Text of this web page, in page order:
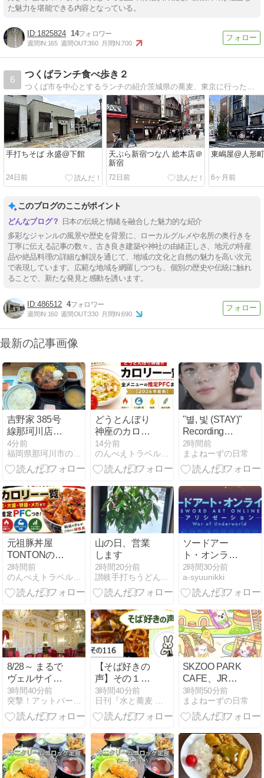
た魅力を堪能できる内容となっている。
1825824 14
週間IN:165 週間OUT:360 月間IN:700
6
つくばランチ食べ歩き２
つくば市を中心とするランチの紹介茨城県の蕎麦、東京に行ったら行きたい店など、全国の飲食店を一般客の視点で描く
手打ちそば 永盛@下館
24日前
天ぷら新宿つな八 総本店＠
新宿
72日前
東嶋屋@人形町
6ヶ月前
このブログのここがポイント
日本の伝統と情緒を融合した魅力的な紹介
多彩なジャンルの風景や歴史を背景に、ローカルグルメや名所の奥行きを
丁寧に伝える記事の数々。古き良き建築や神社の由緒正しさ、地元の特産
品や絶品料理の詳細な解説を通じて、地域の文化と自然の魅力を高い次元
で表現しています。広範な地域を網羅しつつも、個別の歴史や伝統に触れ
ることで、新たな発見と感動を誘います。
486512 4
週間IN:160 週間OUT:330 月間IN:690
最新の記事画像
吉野家 385号
線那珂川店極
旨牛鉄板ステ
ーキ定食
4分前
福岡県那珂川市の飲食店
どうとんぼり
神座のカロリ
ー一覧｜全メ
ニューの推定
PFCまとめ
新】
14分前
のんべえトラベル | お酒と旅行が大好きな人
"별, 빛 (STAY)"
Recording
Scene、
INTRO
2時間前
まよねーずの日常
元祖豚丼屋
TONTONのカ
ロリー一覧｜
並・大盛・特
盛・メガまで
PFC【2026年
最新】
2時間前
のんべえトラベル | お酒と旅行が大好きな人
山の日、営業
します
2時間20分前
讃岐手打ちうどん 四国屋の徒然日記
ソードアー
ト・オンライ
ンアリシゼー
ションWar of
Underworld
2時間30分前
a-syuunikki
8/28～ まるで
ヴェルサイユ
宮殿！国宝の
「迎賓館赤坂
離宮」本館内
3時間40分前
突撃！アットパーティー店舗訪問ブログ〜
【そば好きの
声】その１１
６
3時間40分前
日刊『水と蕎麦 研究図鑑』
SKZOO PARK
CAFE、JR東
海推し旅 Stray
Kids
3時間50分前
まよねーずの日常